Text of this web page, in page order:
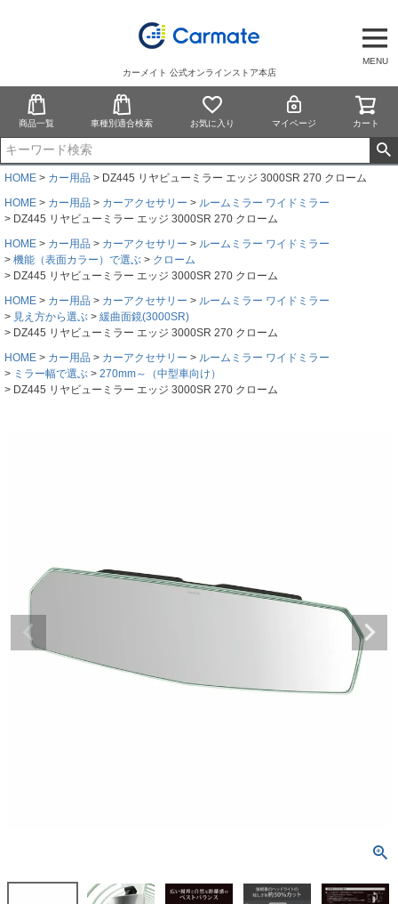
MENU
カーメイト 公式オンラインストア本店
商品一覧 車種別適合検索 お気に入り マイページ カート
HOME カー用品
DZ445 リヤビューミラー エッジ 3000SR 270 クローム
HOME
カー用品 カーアクセサリー
ルームミラー ワイドミラー
DZ445 リヤビューミラー エッジ 3000SR 270 クローム
HOME
カー用品 カーアクセサリー
ルームミラー ワイドミラー
機能（表面カラー）で選ぶ
クローム
DZ445 リヤビューミラー エッジ 3000SR 270 クローム
HOME
カー用品 カーアクセサリー
ルームミラー ワイドミラー
見え方から選ぶ
緩曲面鏡(3000SR)
DZ445 リヤビューミラー エッジ 3000SR 270 クローム
HOME
カー用品 カーアクセサリー
ルームミラー ワイドミラー
ミラー幅で選ぶ
270mm～（中型車向け）
DZ445 リヤビューミラー エッジ 3000SR 270 クローム